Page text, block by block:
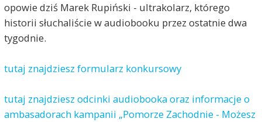
opowie dziś Marek Rupiński - ultrakolarz, którego
historii słuchaliście w audiobooku przez ostatnie dwa
tygodnie.
tutaj znajdziesz formularz konkursowy
tutaj znajdziesz odcinki audiobooka oraz informacje o
ambasadorach kampanii „Pomorze Zachodnie - Możesz